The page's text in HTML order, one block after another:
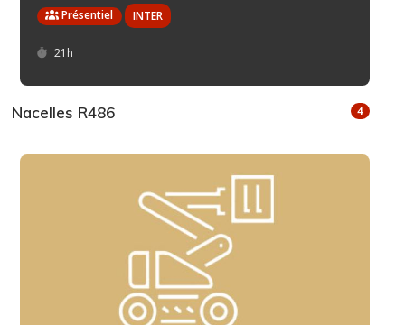
Présentiel
Durée :
21h
Nacelles R486 4